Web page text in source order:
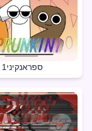
ספראנקיני1